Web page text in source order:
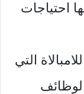
احتياجات
التي